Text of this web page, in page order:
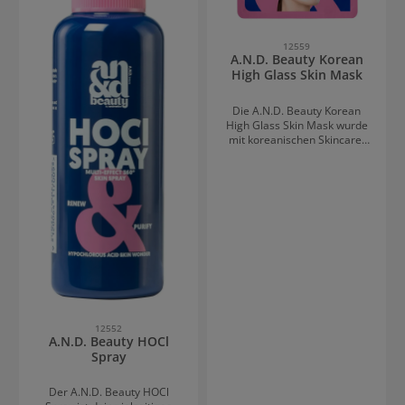
gereinigten Augenbrauen
auftragen und die Härchen in
die gewünschte Form
einwirken lassen.
12552
A.N.D. Beauty HOCl
Spray
Der A.N.D. Beauty HOCl
12559
A.N.D. Beauty Korean
High Glass Skin Mask
Die A.N.D. Beauty Korean
High Glass Skin Mask wurde
mit koreanischen Skincare-